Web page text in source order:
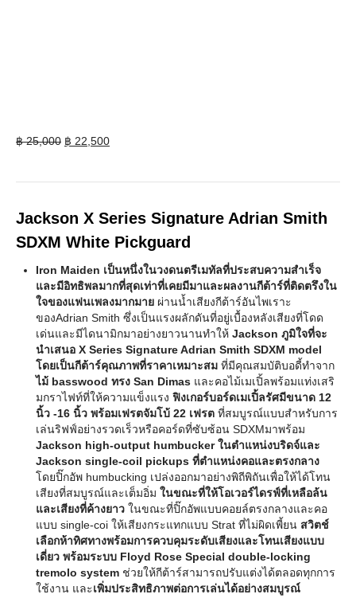
฿25,000 Original
฿ 22,500Current
Jackson X Series Signature Adrian Smith
SDXM White Pickguard
Iron Maiden เป็นหนึ่งในวงดนตรีเมทัลที่ประสบความสำเร็จ
และมีอิทธิพลมากที่สุดเท่าที่เคยมีมาและผลงานกีต้าร์ที่ติดตรึงใน
ใจของแฟนเพลงมากมาย ผ่านน้ำเสียงกีต้าร์อันไพเราะ
ของAdrian Smith ซึ่งเป็นแรงผลักดันที่อยู่เบื้องหลังเสียงที่โดด
เด่นและมีไดนามิกมาอย่างยาวนานทำให้ Jackson ภูมิใจที่จะ
นำเสนอ X Series Signature Adrian Smith SDXM model
โดยเป็นกีต้าร์คุณภาพที่ราคาเหมาะสม ที่มีคุณสมบัติบอดี้ทำจาก
ไม้ basswood ทรง San Dimas และคอไม้เมเปิ้ลพร้อมแท่งเสริ
มกราไฟท์ที่ให้ความแข็งแรง ฟิงเกอร์บอร์ดเมเปิ้ลรัศมีขนาด 12
นิ้ว -16 นิ้ว พร้อมเฟรตจัมโบ้ 22 เฟรต ที่สมบูรณ์แบบสำหรับการ
เล่นริฟฟ์อย่างรวดเร็วหรือคอร์ดที่ซับซ้อน SDXMมาพร้อม
Jackson high-output humbucker ในตำแหน่งบริดจ์และ
Jackson single-coil pickups ที่ตำแหน่งคอและตรงกลาง
โดยปิ๊กอัพ humbucking เปล่งออกมาอย่างพิถีพิถันเพื่อให้ได้โทน
เสียงที่สมบูรณ์และเต็มอิ่ม ในขณะที่ให้โอเวอร์ไดรฟ์ที่เหลือล้น
และเสียงที่ค้างยาว ในขณะที่ปิ๊กอัพแบบคอยล์ตรงกลางและคอ
แบบ single-coi ให้เสียงกระแทกแบบ Strat ที่ไม่ผิดเพี้ยน สวิตช์
เลือกห้าทิศทางพร้อมการควบคุมระดับเสียงและโทนเสียงแบบ
เดี่ยว พร้อมระบบ Floyd Rose Special double-locking
tremolo system ช่วยให้กีต้าร์สามารถปรับแต่งได้ตลอดทุกการ
ใช้งาน และเพิ่มประสิทธิภาพต่อการเล่นได้อย่างสมบูรณ์